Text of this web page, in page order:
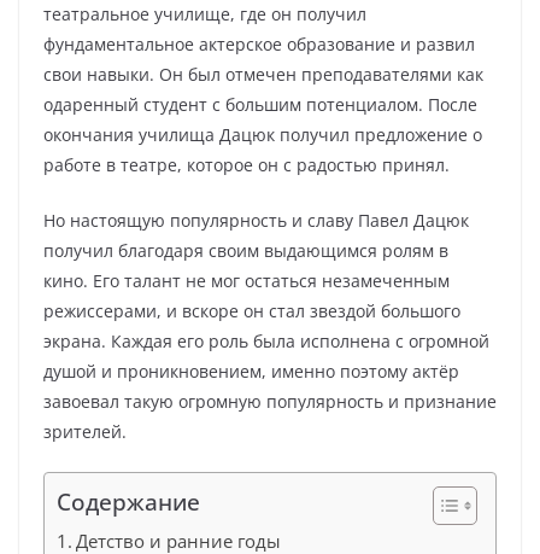
театральное училище, где он получил
фундаментальное актерское образование и развил
свои навыки. Он был отмечен преподавателями как
одаренный студент с большим потенциалом. После
окончания училища Дацюк получил предложение о
работе в театре, которое он с радостью принял.
Но настоящую популярность и славу Павел Дацюк
получил благодаря своим выдающимся ролям в
кино. Его талант не мог остаться незамеченным
режиссерами, и вскоре он стал звездой большого
экрана. Каждая его роль была исполнена с огромной
душой и проникновением, именно поэтому актёр
завоевал такую огромную популярность и признание
зрителей.
Содержание
Детство и ранние годы